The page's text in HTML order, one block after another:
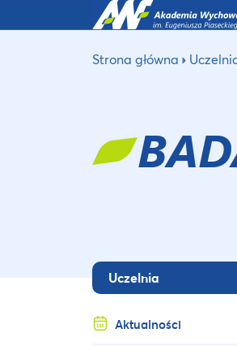
Strona główna
Uczelnia
Aktualności